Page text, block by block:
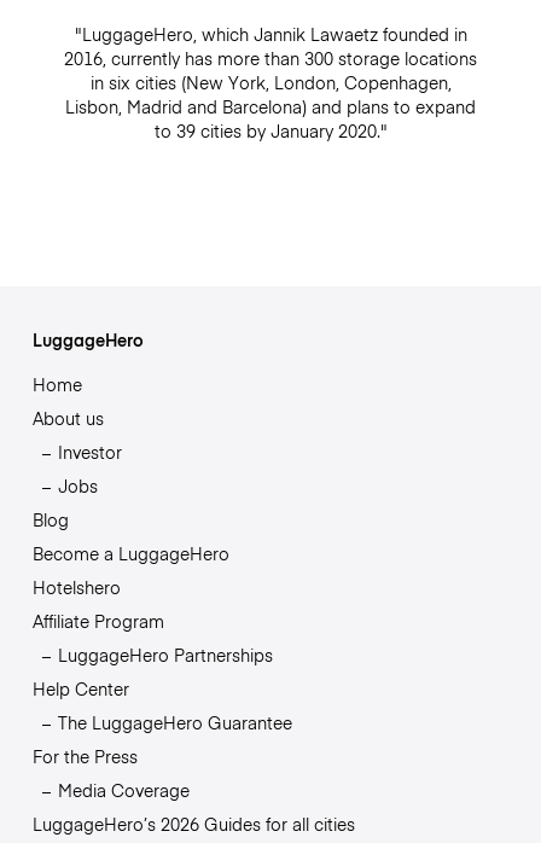
"LuggageHero, which Jannik Lawaetz founded in
2016, currently has more than 300 storage locations
in six cities (New York, London, Copenhagen,
Lisbon, Madrid and Barcelona) and plans to expand
to 39 cities by January 2020."
LuggageHero
Home
About us
Investor
Jobs
Blog
Become a LuggageHero
Hotelshero
Affiliate Program
LuggageHero Partnerships
Help Center
The LuggageHero Guarantee
For the Press
Media Coverage
LuggageHero’s 2026 Guides for all cities